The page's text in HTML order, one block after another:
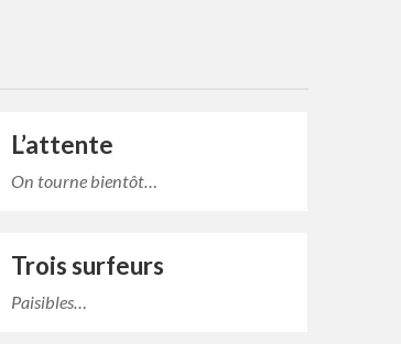
L’attente
On tourne bientôt…
Trois surfeurs
Paisibles…